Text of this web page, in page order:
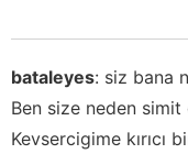
bataleyes: siz bana
Ben size neden
Kevsercigime kırıcı